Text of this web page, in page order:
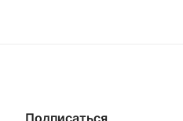
Подписаться